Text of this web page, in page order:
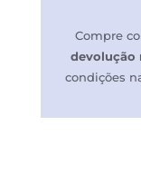
Compre
devolução
condições